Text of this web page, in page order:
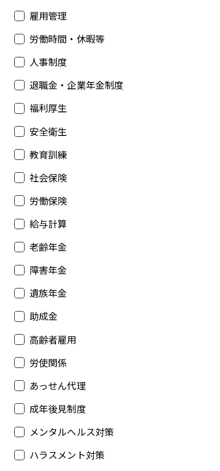
雇用管理
労働時間・休暇等
人事制度
退職金・企業年金制度
福利厚生
安全衛生
教育訓練
社会保険
労働保険
給与計算
老齢年金
障害年金
遺族年金
助成金
高齢者雇用
労使関係
あっせん代理
成年後見制度
メンタルヘルス対策
ハラスメント対策